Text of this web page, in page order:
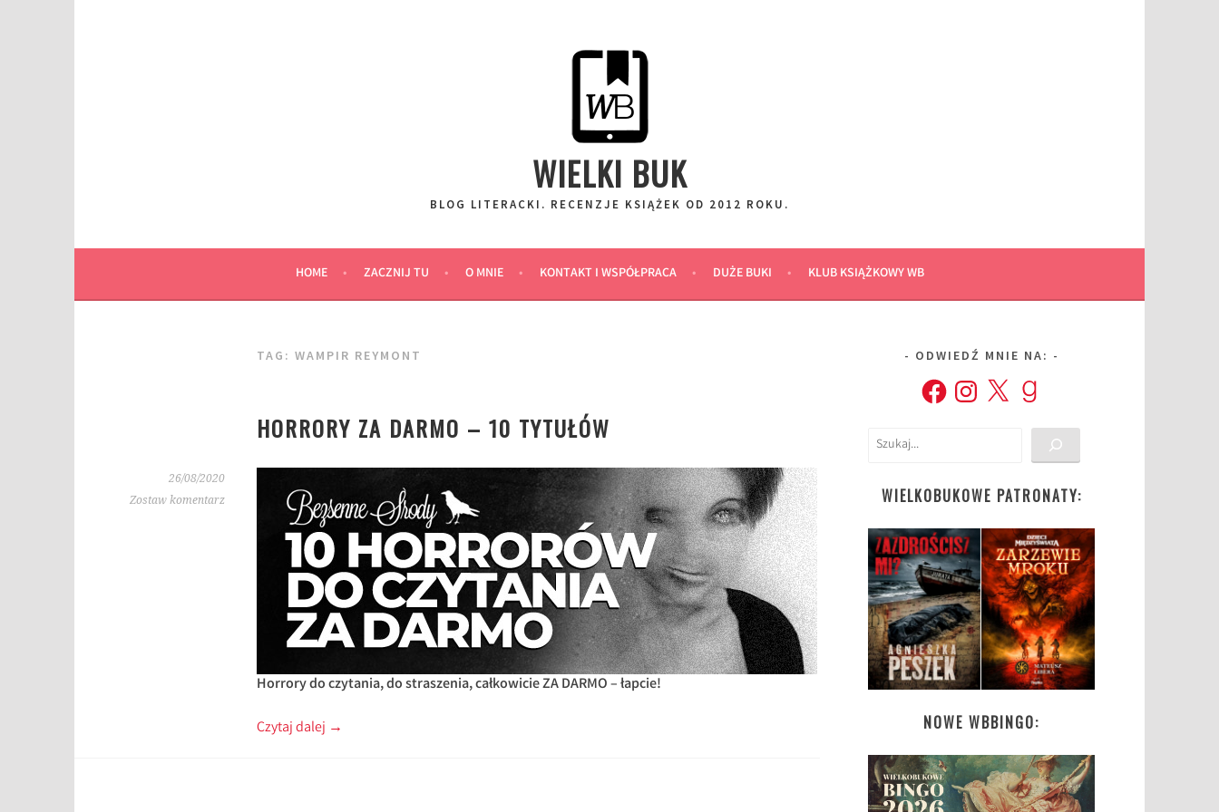
WIELKI BUK
BLOG LITERACKI. RECENZJE KSIĄŻEK OD 2012 ROKU.
HOME ZACZNIJ TU O MNIE KONTAKT I WSPÓŁPRACA DUŻE BUKI KLUB KSIĄŻKOWY WB
TAG: WAMPIR REYMONT
HORRORY ZA DARMO – 10 TYTUŁÓW
26/08/2020
Zostaw komentarz
Horrory do czytania, do straszenia, całkowicie ZA DARMO – łapcie!
Czytaj dalej →
ODWIEDŹ MNIE NA:
FacebookInstagram
X Goodreads
Szukaj
WIELKOBUKOWE PATRONATY:
NOWE WBBINGO: